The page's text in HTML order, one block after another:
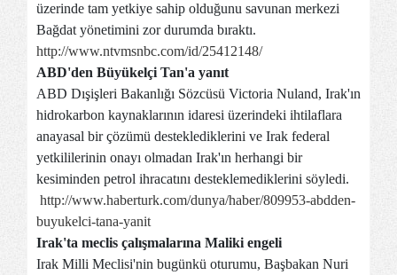
üzerinde tam yetkiye sahip olduğunu savunan merkezi
Bağdat yönetimini zor durumda bıraktı.
http://www.ntvmsnbc.com/id/25412148/
ABD'den Büyükelçi Tan'a yanıt
ABD Dışişleri Bakanlığı Sözcüsü Victoria Nuland, Irak'ın
hidrokarbon kaynaklarının idaresi üzerindeki ihtilaflara
anayasal bir çözümü desteklediklerini ve Irak federal
yetkililerinin onayı olmadan Irak'ın herhangi bir
kesiminden petrol ihracatını desteklemediklerini söyledi.
http://www.haberturk.com/dunya/haber/809953-abdden-
buyukelci-tana-yanit
Irak'ta meclis çalışmalarına Maliki engeli
Irak Milli Meclisi'nin bugünkü oturumu, Başbakan Nuri